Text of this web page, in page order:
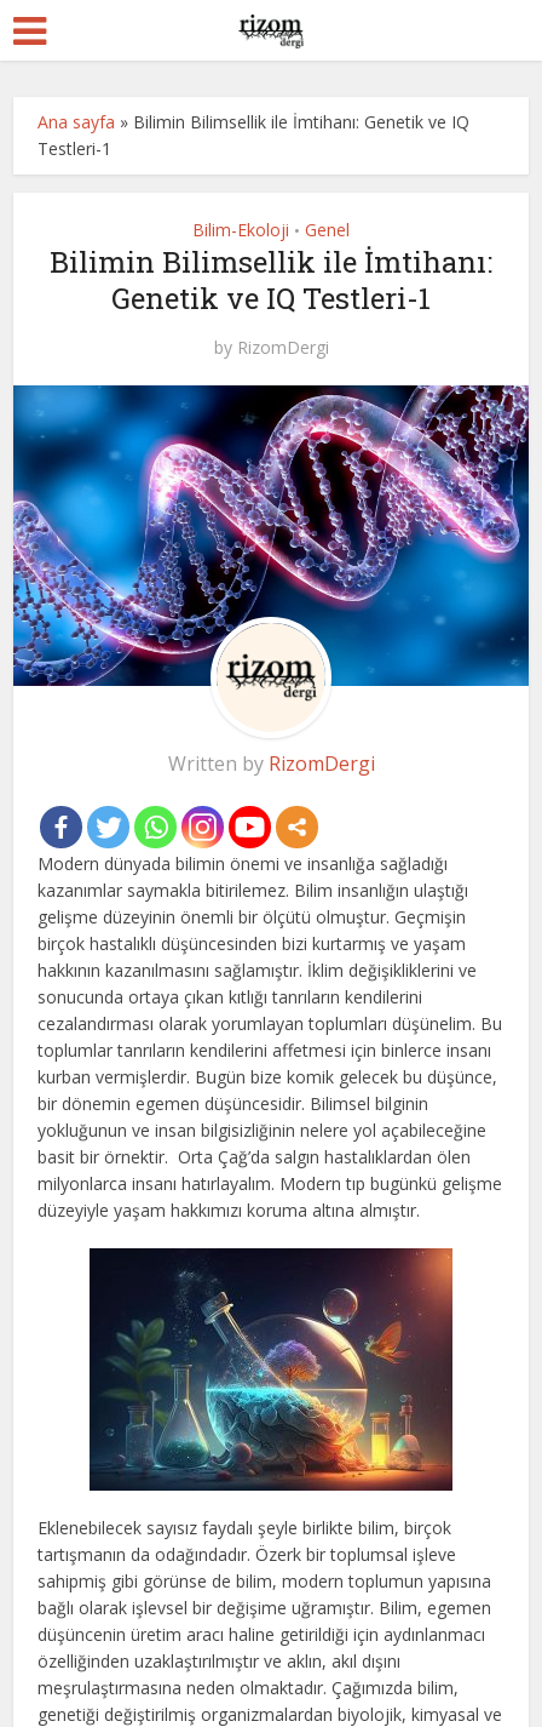
Ana sayfa » Bilimin Bilimsellik ile İmtihanı: Genetik ve IQ
Testleri-1
Bilim-Ekoloji • Genel
Bilimin Bilimsellik ile İmtihanı:
Genetik ve IQ Testleri-1
by RizomDergi
Written by RizomDergi
Modern dünyada bilimin önemi ve insanlığa sağladığı
kazanımlar saymakla bitirilemez. Bilim insanlığın ulaştığı
gelişme düzeyinin önemli bir ölçütü olmuştur. Geçmişin
birçok hastalıklı düşüncesinden bizi kurtarmış ve yaşam
hakkının kazanılmasını sağlamıştır. İklim değişikliklerini ve
sonucunda ortaya çıkan kıtlığı tanrıların kendilerini
cezalandırması olarak yorumlayan toplumları düşünelim. Bu
toplumlar tanrıların kendilerini affetmesi için binlerce insanı
kurban vermişlerdir. Bugün bize komik gelecek bu düşünce,
bir dönemin egemen düşüncesidir. Bilimsel bilginin
yokluğunun ve insan bilgisizliğinin nelere yol açabileceğine
basit bir örnektir. Orta Çağ’da salgın hastalıklardan ölen
milyonlarca insanı hatırlayalım. Modern tıp bugünkü gelişme
düzeyiyle yaşam hakkımızı koruma altına almıştır.
Eklenebilecek sayısız faydalı şeyle birlikte bilim, birçok
tartışmanın da odağındadır. Özerk bir toplumsal işleve
sahipmiş gibi görünse de bilim, modern toplumun yapısına
bağlı olarak işlevsel bir değişime uğramıştır. Bilim, egemen
düşüncenin üretim aracı haline getirildiği için aydınlanmacı
özelliğinden uzaklaştırılmıştır ve aklın, akıl dışını
meşrulaştırmasına neden olmaktadır. Çağımızda bilim,
genetiği değiştirilmiş organizmalardan biyolojik, kimyasal ve